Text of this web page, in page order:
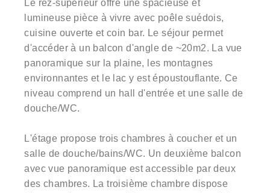
Le rez-supérieur offre une spacieuse et
lumineuse pièce à vivre avec poêle suédois,
cuisine ouverte et coin bar. Le séjour permet
d'accéder à un balcon d'angle de ~20m2. La vue
panoramique sur la plaine, les montagnes
environnantes et le lac y est époustouflante. Ce
niveau comprend un hall d'entrée et une salle de
douche/WC.
L'étage propose trois chambres à coucher et un
salle de douche/bains/WC. Un deuxième balcon
avec vue panoramique est accessible par deux
des chambres. La troisième chambre dispose